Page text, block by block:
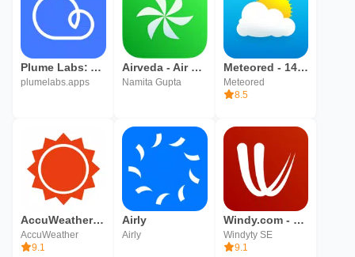
Plume Labs: Air Quality App
plumelabs.apps
Airveda - Air Quality
Namita Gupta
Meteored - 14일 날씨
Meteored
8.5
AccuWeather: 라이브 기상 레이더
AccuWeather
9.1
Airly
Airly
Windy.com - 바람, 파도 및 태풍 예보
Windyty SE
9.1